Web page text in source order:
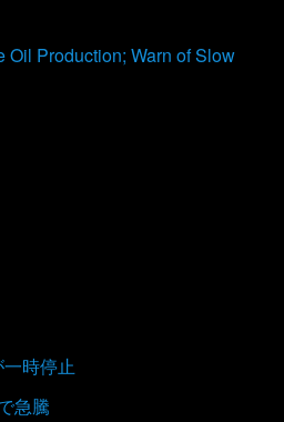
Oil Production; Warn of Slow
時停止
急騰